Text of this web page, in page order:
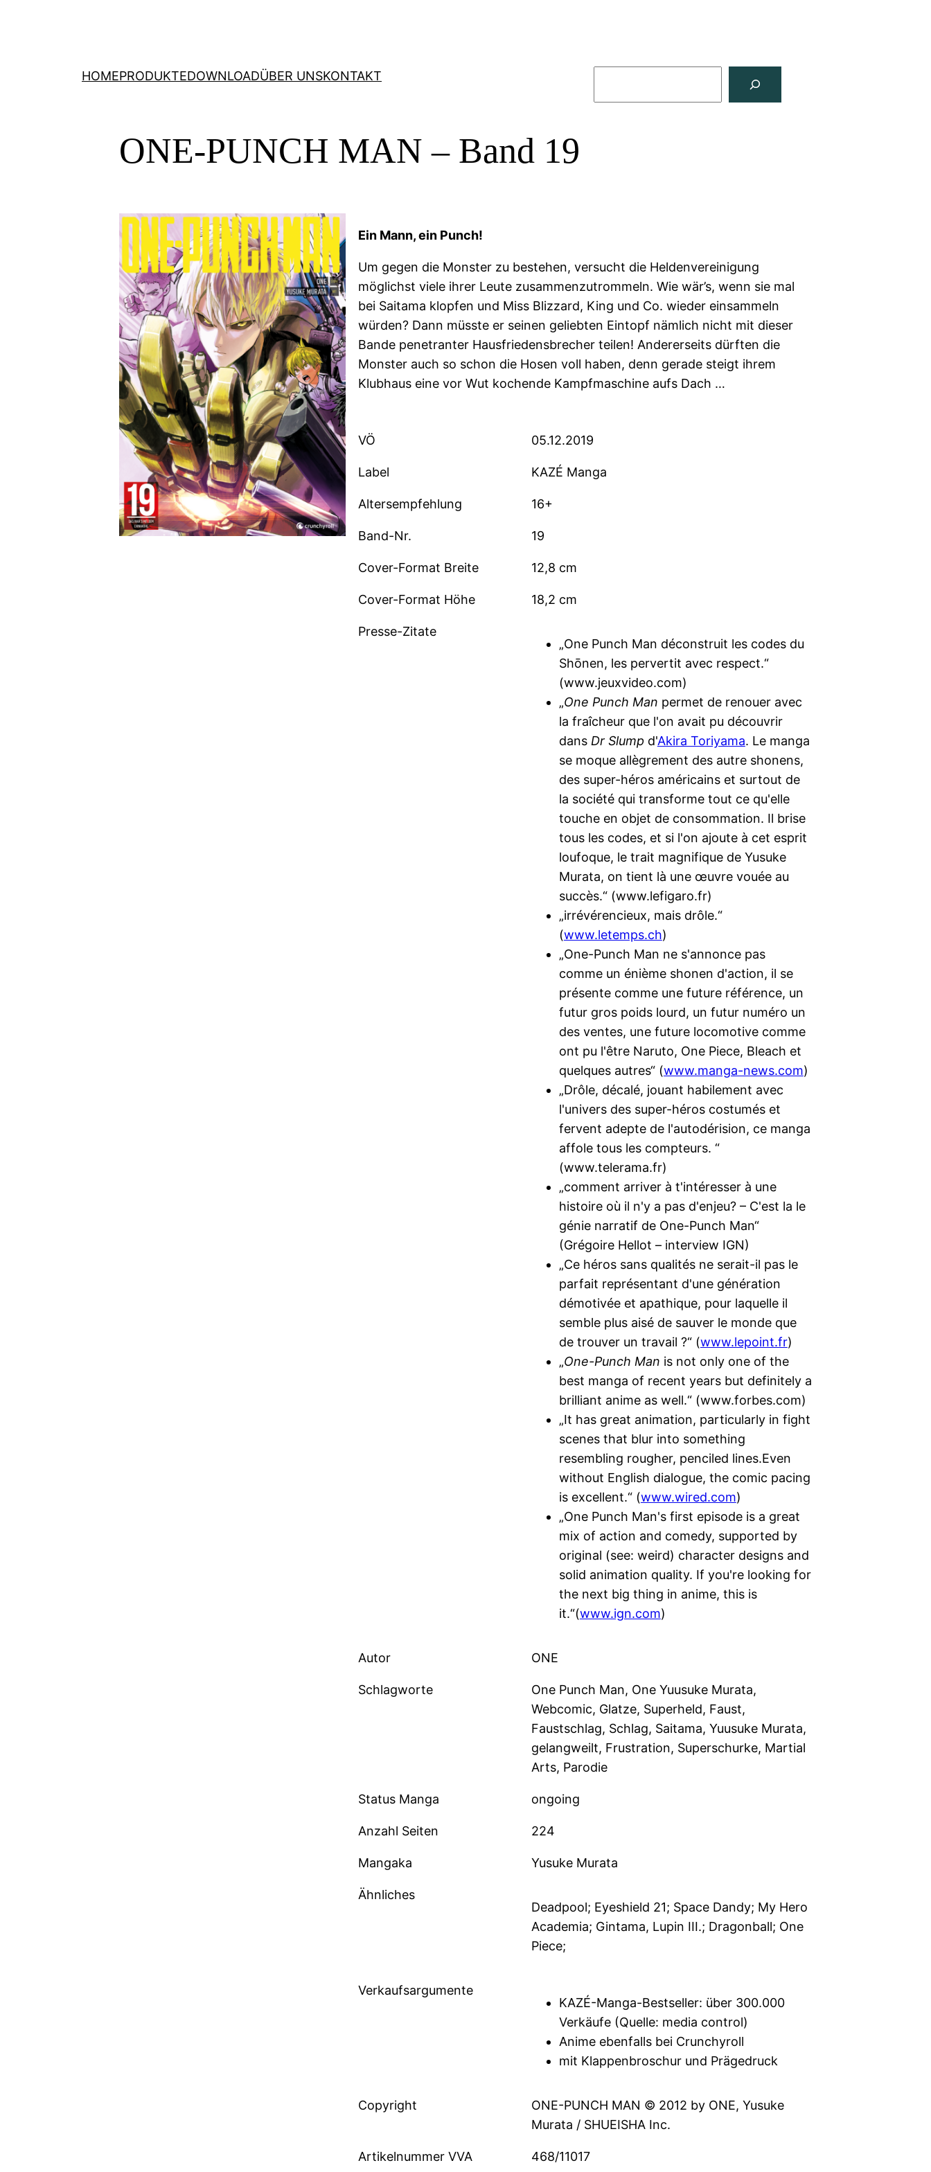
HOMEPRODUKTEDOWNLOADÜBER UNSKONTAKT
ONE-PUNCH MAN – Band 19
Ein Mann, ein Punch!
Um gegen die Monster zu bestehen, versucht die Heldenvereinigung
möglichst viele ihrer Leute zusammenzutrommeln. Wie wär’s, wenn sie mal
bei Saitama klopfen und Miss Blizzard, King und Co. wieder einsammeln
würden? Dann müsste er seinen geliebten Eintopf nämlich nicht mit dieser
Bande penetranter Hausfriedensbrecher teilen! Andererseits dürften die
Monster auch so schon die Hosen voll haben, denn gerade steigt ihrem
Klubhaus eine vor Wut kochende Kampfmaschine aufs Dach …
VÖ 05.12.2019
Label KAZÉ Manga
Altersempfehlung 16+
Band-Nr. 19
Cover-Format Breite 12,8 cm
Cover-Format Höhe 18,2 cm
Presse-Zitate
„One Punch Man déconstruit les codes du
Shōnen, les pervertit avec respect.“
(www.jeuxvideo.com)
„One Punch Man permet de renouer avec
la fraîcheur que l'on avait pu découvrir
dans Dr Slump d'Akira Toriyama. Le manga
se moque allègrement des autre shonens,
des super-héros américains et surtout de
la société qui transforme tout ce qu'elle
touche en objet de consommation. Il brise
tous les codes, et si l'on ajoute à cet esprit
loufoque, le trait magnifique de Yusuke
Murata, on tient là une œuvre vouée au
succès.“ (www.lefigaro.fr)
„irrévérencieux, mais drôle.“
(www.letemps.ch)
„One-Punch Man ne s'annonce pas
comme un énième shonen d'action, il se
présente comme une future référence, un
futur gros poids lourd, un futur numéro un
des ventes, une future locomotive comme
ont pu l'être Naruto, One Piece, Bleach et
quelques autres“ (www.manga-news.com)
„Drôle, décalé, jouant habilement avec
l'univers des super-héros costumés et
fervent adepte de l'autodérision, ce manga
affole tous les compteurs. “
(www.telerama.fr)
„comment arriver à t'intéresser à une
histoire où il n'y a pas d'enjeu? – C'est la le
génie narratif de One-Punch Man“
(Grégoire Hellot – interview IGN)
„Ce héros sans qualités ne serait-il pas le
parfait représentant d'une génération
démotivée et apathique, pour laquelle il
semble plus aisé de sauver le monde que
de trouver un travail ?“ (www.lepoint.fr)
„One-Punch Man is not only one of the
best manga of recent years but definitely a
brilliant anime as well.“ (www.forbes.com)
„It has great animation, particularly in fight
scenes that blur into something
resembling rougher, penciled lines.Even
without English dialogue, the comic pacing
is excellent.“ (www.wired.com)
„One Punch Man's first episode is a great
mix of action and comedy, supported by
original (see: weird) character designs and
solid animation quality. If you're looking for
the next big thing in anime, this is
it.“(www.ign.com)
Autor ONE
Schlagworte
One Punch Man, One Yuusuke Murata,
Webcomic, Glatze, Superheld, Faust,
Faustschlag, Schlag, Saitama, Yuusuke Murata,
gelangweilt, Frustration, Superschurke, Martial
Arts, Parodie
Status Manga ongoing
Anzahl Seiten 224
Mangaka Yusuke Murata
Ähnliches
Deadpool; Eyeshield 21; Space Dandy; My Hero
Academia; Gintama, Lupin III.; Dragonball; One
Piece;
Verkaufsargumente
KAZÉ-Manga-Bestseller: über 300.000
Verkäufe (Quelle: media control)
Anime ebenfalls bei Crunchyroll
mit Klappenbroschur und Prägedruck
Copyright
ONE-PUNCH MAN © 2012 by ONE, Yusuke
Murata / SHUEISHA Inc.
Artikelnummer VVA 468/11017